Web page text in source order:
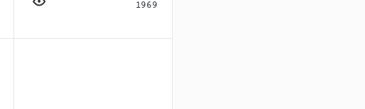
1969